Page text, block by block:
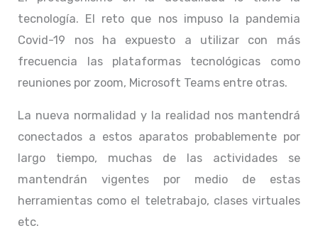
tecnología. El reto que nos impuso la pandemia
Covid-19 nos ha expuesto a utilizar con más
frecuencia las plataformas tecnológicas como
reuniones por zoom, Microsoft Teams entre otras.
La nueva normalidad y la realidad nos mantendrá
conectados a estos aparatos probablemente por
largo tiempo, muchas de las actividades se
mantendrán vigentes por medio de estas
herramientas como el teletrabajo, clases virtuales
etc.